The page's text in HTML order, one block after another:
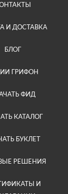
И ДОСТАВКА
БЛОГ
ГРИФОН
ФИД
КАТАЛОГ
БУКЛЕТ
РЕШЕНИЯ
И